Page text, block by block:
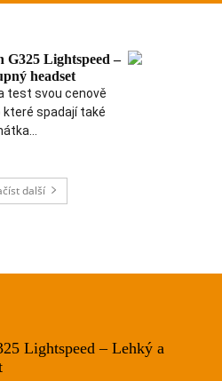
Lightspeed –
headset
test svou cenově
které spadají také
další
Lightspeed – Lehký a